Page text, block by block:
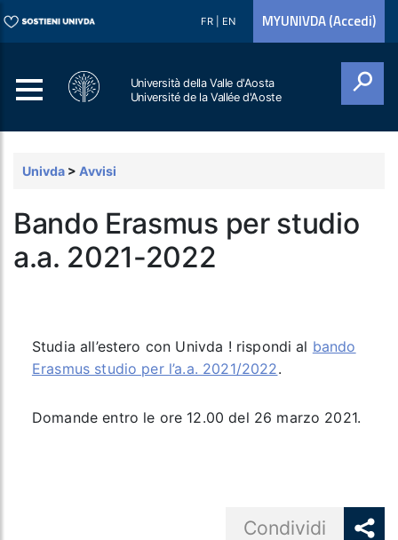
FR EN MYUNIVDA (Accedi)
Università della Valle d'Aosta
Université de la Vallée d'Aoste
Univda > Avvisi
Bando Erasmus per studio
a.a. 2021-2022
Studia all’estero con Univda ! rispondi al bando
Erasmus studio per l’a.a. 2021/2022.
Domande entro le ore 12.00 del 26 marzo 2021.
Condividi